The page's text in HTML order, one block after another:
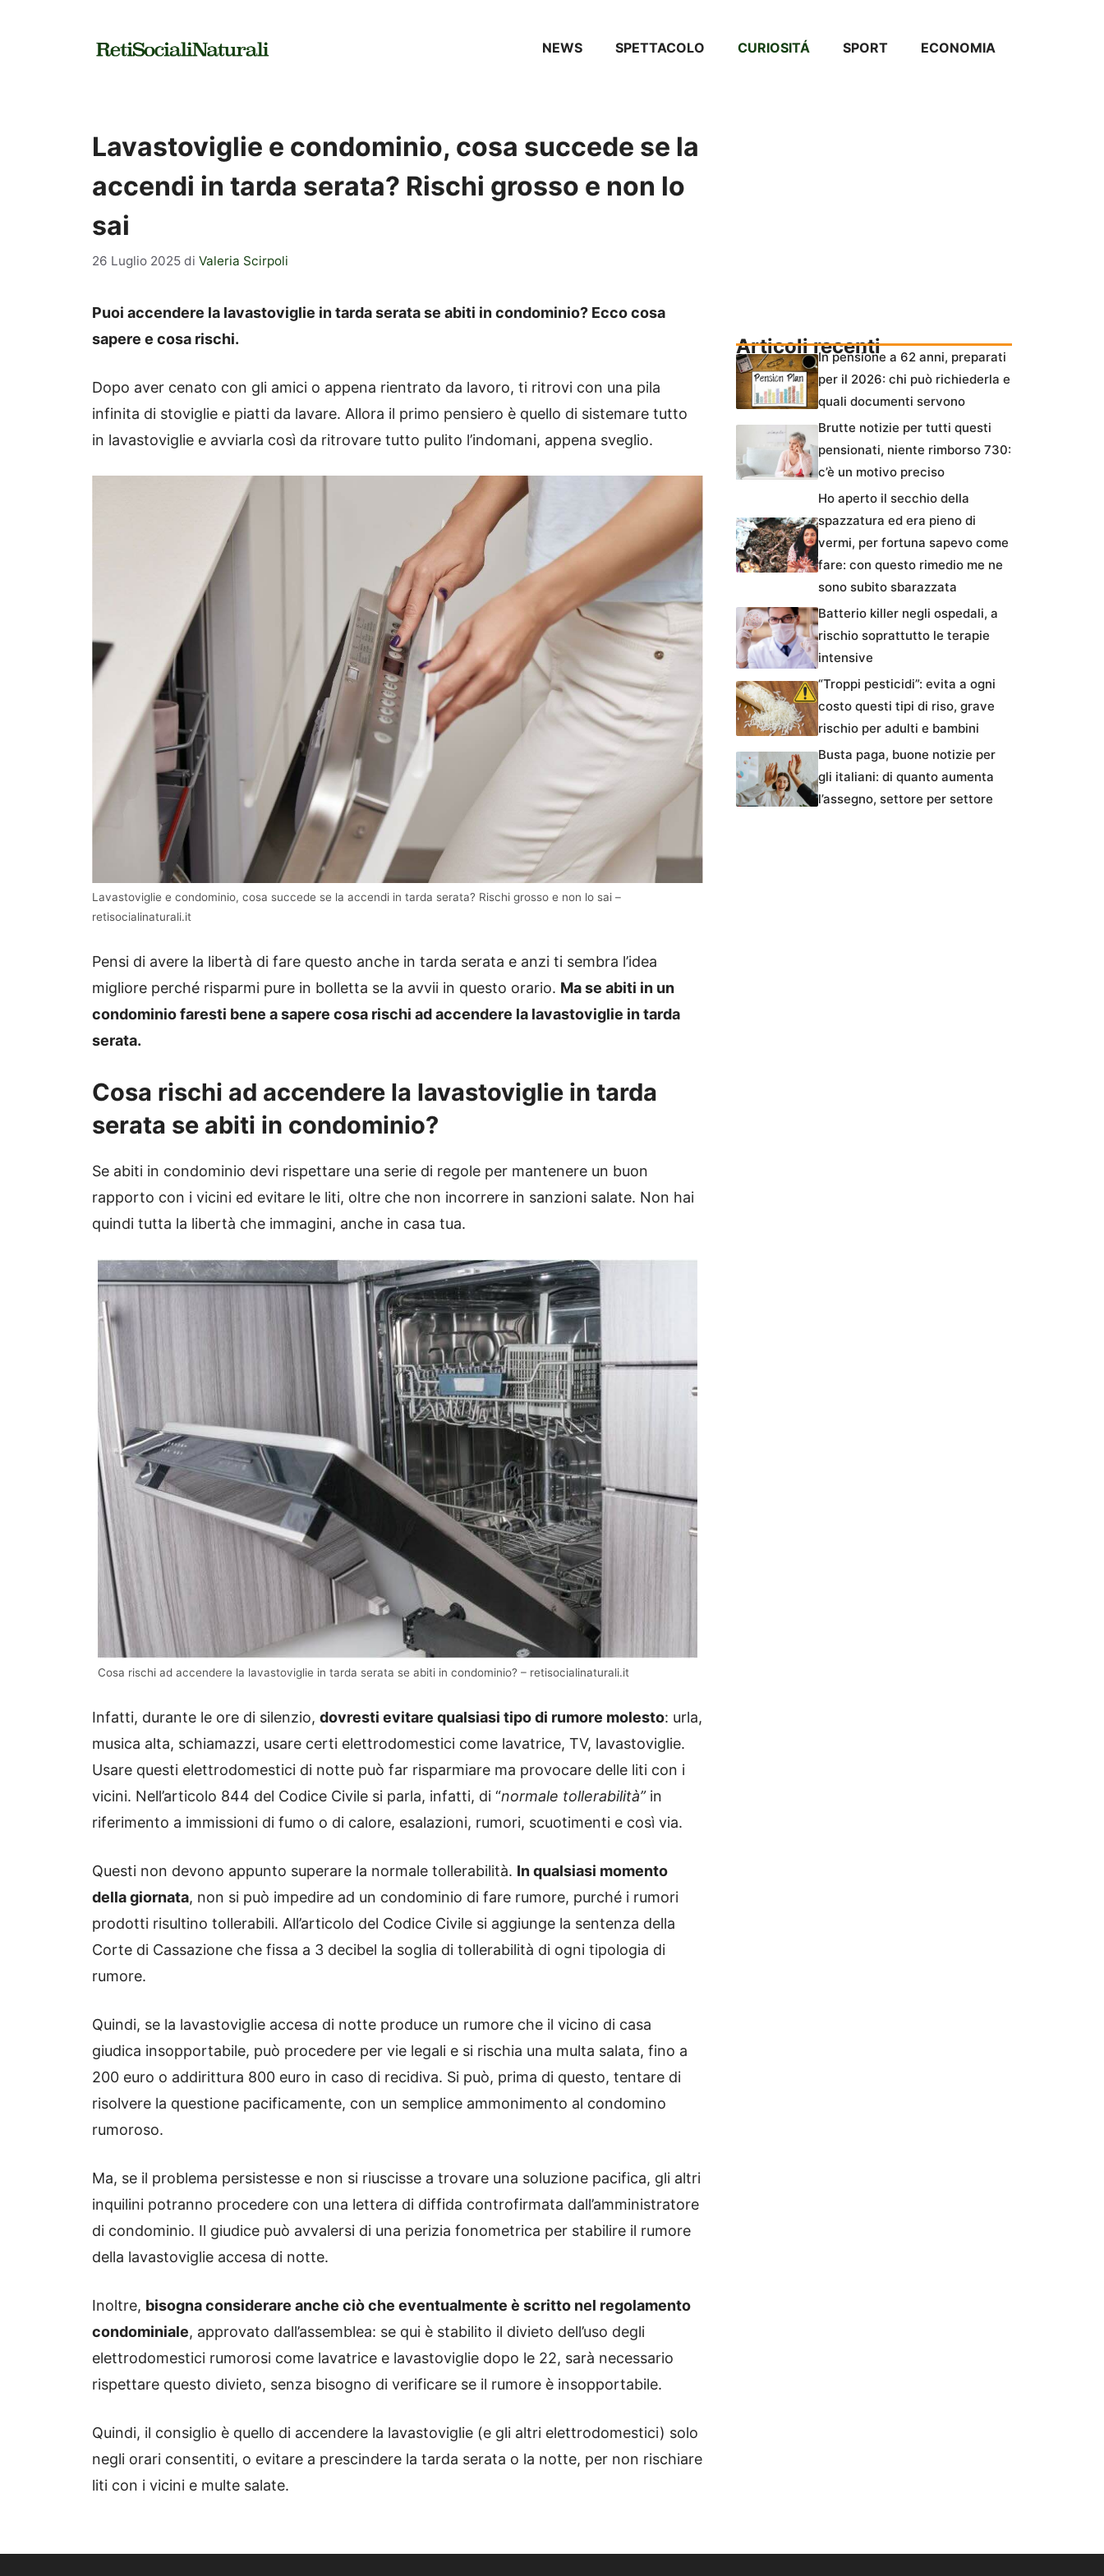
NEWS SPETTACOLO CURIOSITÁ SPORT ECONOMIA
Lavastoviglie e condominio, cosa succede se la
accendi in tarda serata? Rischi grosso e non lo
sai
26 Luglio 2025 di Valeria Scirpoli
Puoi accendere la lavastoviglie in tarda serata se abiti in condominio? Ecco cosa
sapere e cosa rischi.
Dopo aver cenato con gli amici o appena rientrato da lavoro, ti ritrovi con una pila
infinita di stoviglie e piatti da lavare. Allora il primo pensiero è quello di sistemare tutto
in lavastoviglie e avviarla così da ritrovare tutto pulito l’indomani, appena sveglio.
Lavastoviglie e condominio, cosa succede se la accendi in tarda serata? Rischi grosso e non lo sai –
retisocialinaturali.it
Pensi di avere la libertà di fare questo anche in tarda serata e anzi ti sembra l’idea
migliore perché risparmi pure in bolletta se la avvii in questo orario. Ma se abiti in un
condominio faresti bene a sapere cosa rischi ad accendere la lavastoviglie in tarda
serata.
Cosa rischi ad accendere la lavastoviglie in tarda
serata se abiti in condominio?
Se abiti in condominio devi rispettare una serie di regole per mantenere un buon
rapporto con i vicini ed evitare le liti, oltre che non incorrere in sanzioni salate. Non hai
quindi tutta la libertà che immagini, anche in casa tua.
Cosa rischi ad accendere la lavastoviglie in tarda serata se abiti in condominio? – retisocialinaturali.it
Infatti, durante le ore di silenzio, dovresti evitare qualsiasi tipo di rumore molesto: urla,
musica alta, schiamazzi, usare certi elettrodomestici come lavatrice, TV, lavastoviglie.
Usare questi elettrodomestici di notte può far risparmiare ma provocare delle liti con i
vicini. Nell’articolo 844 del Codice Civile si parla, infatti, di “normale tollerabilità” in
riferimento a immissioni di fumo o di calore, esalazioni, rumori, scuotimenti e così via.
Questi non devono appunto superare la normale tollerabilità. In qualsiasi momento
della giornata, non si può impedire ad un condominio di fare rumore, purché i rumori
prodotti risultino tollerabili. All’articolo del Codice Civile si aggiunge la sentenza della
Corte di Cassazione che fissa a 3 decibel la soglia di tollerabilità di ogni tipologia di
rumore.
Quindi, se la lavastoviglie accesa di notte produce un rumore che il vicino di casa
giudica insopportabile, può procedere per vie legali e si rischia una multa salata, fino a
200 euro o addirittura 800 euro in caso di recidiva. Si può, prima di questo, tentare di
risolvere la questione pacificamente, con un semplice ammonimento al condomino
rumoroso.
Ma, se il problema persistesse e non si riuscisse a trovare una soluzione pacifica, gli altri
inquilini potranno procedere con una lettera di diffida controfirmata dall’amministratore
di condominio. Il giudice può avvalersi di una perizia fonometrica per stabilire il rumore
della lavastoviglie accesa di notte.
Inoltre, bisogna considerare anche ciò che eventualmente è scritto nel regolamento
condominiale, approvato dall’assemblea: se qui è stabilito il divieto dell’uso degli
elettrodomestici rumorosi come lavatrice e lavastoviglie dopo le 22, sarà necessario
rispettare questo divieto, senza bisogno di verificare se il rumore è insopportabile.
Quindi, il consiglio è quello di accendere la lavastoviglie (e gli altri elettrodomestici) solo
negli orari consentiti, o evitare a prescindere la tarda serata o la notte, per non rischiare
liti con i vicini e multe salate.
Articoli recentiIn pensione a 62 anni, preparati
per il 2026: chi può richiederla e
quali documenti servono
Brutte notizie per tutti questi
pensionati, niente rimborso 730:
c’è un motivo preciso
Ho aperto il secchio della
spazzatura ed era pieno di
vermi, per fortuna sapevo come
fare: con questo rimedio me ne
sono subito sbarazzata
Batterio killer negli ospedali, a
rischio soprattutto le terapie
intensive
“Troppi pesticidi”: evita a ogni
costo questi tipi di riso, grave
rischio per adulti e bambini
Busta paga, buone notizie per
gli italiani: di quanto aumenta
l’assegno, settore per settore